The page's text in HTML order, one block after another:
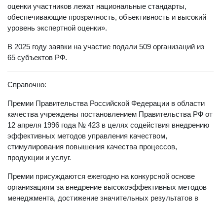
оценки участников лежат национальные стандарты,
обеспечивающие прозрачность, объективность и высокий
уровень экспертной оценки».
В 2025 году заявки на участие подали 509 организаций из
65 субъектов РФ.
Справочно:
Премии Правительства Российской Федерации в области
качества учреждены постановлением Правительства РФ от
12 апреля 1996 года № 423 в целях содействия внедрению
эффективных методов управления качеством,
стимулирования повышения качества процессов,
продукции и услуг.
Премии присуждаются ежегодно на конкурсной основе
организациям за внедрение высокоэффективных методов
менеджмента, достижение значительных результатов в